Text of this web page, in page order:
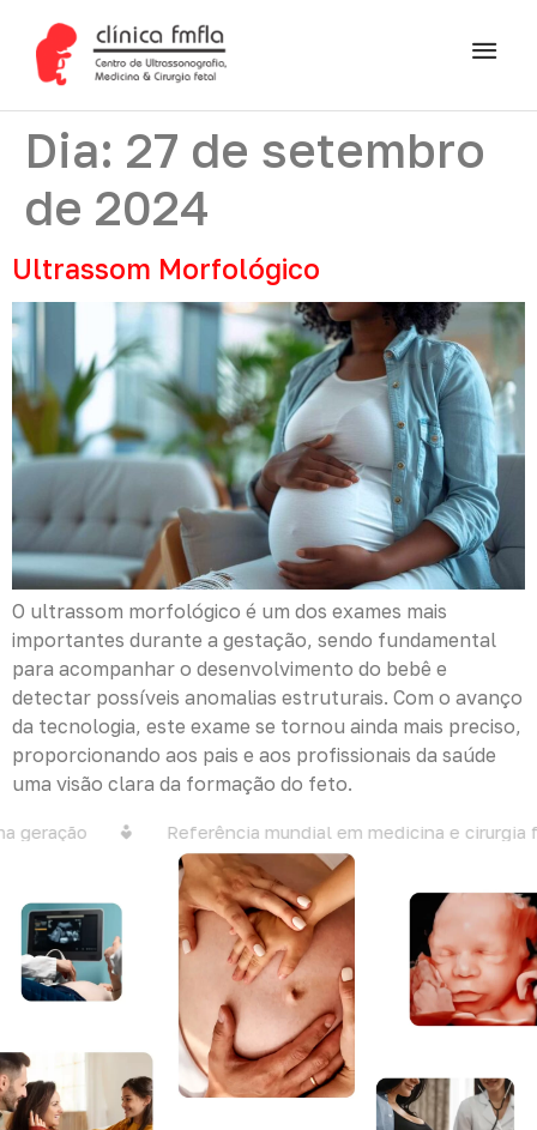
Dia: 27 de setembro
de 2024
Ultrassom Morfológico
O ultrassom morfológico é um dos exames mais
importantes durante a gestação, sendo fundamental
para acompanhar o desenvolvimento do bebê e
detectar possíveis anomalias estruturais. Com o avanço
da tecnologia, este exame se tornou ainda mais preciso,
proporcionando aos pais e aos profissionais da saúde
uma visão clara da formação do feto.
geração Referência mundial em medicina e cirurgia